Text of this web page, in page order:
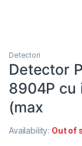
Detectori
Detector
8904P cu
(max
Availability: Out of